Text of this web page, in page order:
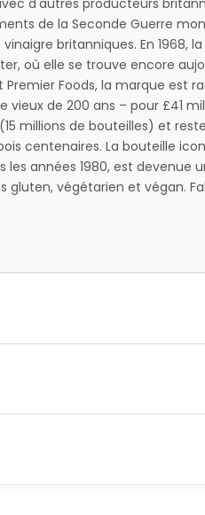
de la Seconde Guerre
britanniques. En 1968, la
où elle se trouve encore
Premier Foods, la marque est
de 200 ans – pour £41
millions de bouteilles) et
centenaires. La bouteille
années 1980, est devenue
gluten, végétarien et végan.